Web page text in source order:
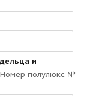
и
полулюкс №